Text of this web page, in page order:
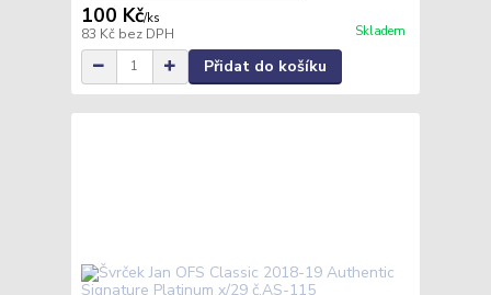
100 Kč/ks
83 Kč bez DPH Skladem
Přidat do košíku